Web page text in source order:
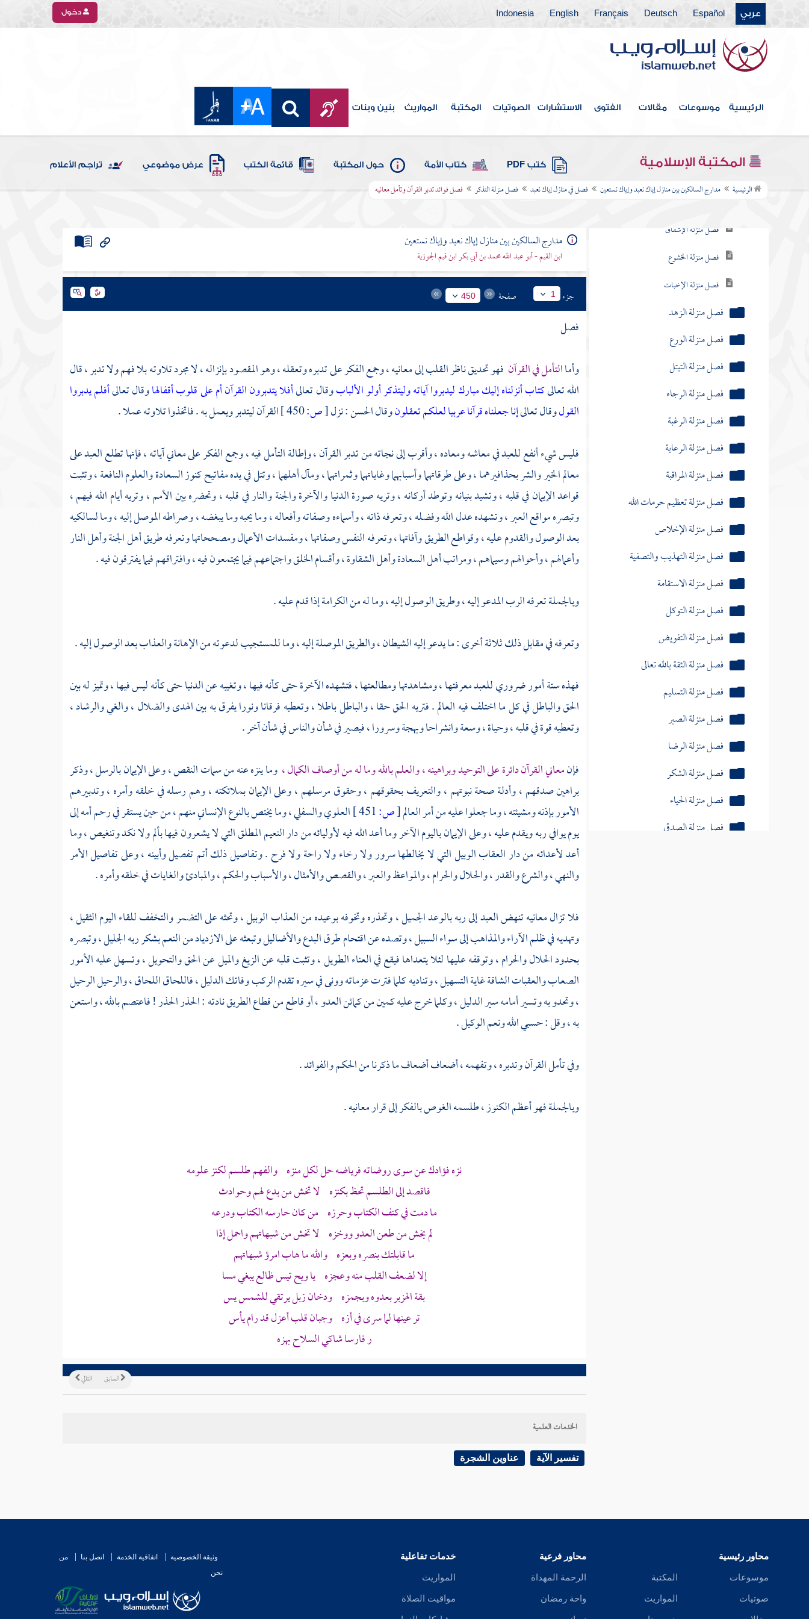
عربي Español
Deutsch
Français
English
Indonesia دخول
الرئيسية موسوعات مقالات الفتوى الاستشارات الصوتيات المكتبة المواريث بنين وبنات
المكتبة الإسلامية كتب PDF كتاب الأمة حول المكتبة قائمة الكتب عرض موضوعي تراجم الأعلام
الرئيسية مدارج السالكين بين منازل إياك نعبد وإياك نستعين فصل في منازل إياك نعبد فصل منزلة التذكر فصل فوائد تدبر القرآن وتأمل معانيه
فصل آثار مفسدات القلب
الخمسة
فصل منزلة الاعتصام
فصل منزلة الرياضة
فصل منزلة الحزن
فصل منزلة الخوف
فصل منزلة الإشفاق
فصل منزلة الخشوع
فصل منزلة الإخبات
فصل منزلة الزهد
فصل منزلة الورع
فصل منزلة التبتل
فصل منزلة الرجاء
فصل منزلة الرغبة
فصل منزلة الرعاية
فصل منزلة المراقبة
فصل منزلة تعظيم حرمات الله
فصل منزلة الإخلاص
فصل منزلة التهذيب والتصفية
فصل منزلة الاستقامة
فصل منزلة التوكل
فصل منزلة التفويض
فصل منزلة الثقة بالله تعالى
فصل منزلة التسليم
فصل منزلة الصبر
فصل منزلة الرضا
فصل منزلة الشكر
فصل منزلة الحياء
فصل منزلة الصدق
فصل منزلة المحبة
فصل منزلة الشوق
مدارج السالكين بين منازل إياك نعبد وإياك نستعين
ابن القيم - أبو عبد الله محمد بن أبي بكر ابن قيم الجوزية
جزء 1 صفحة 450
فصل
وأماالتأمل في القرآن فهو تحديق ناظر القلب إلى معانيه ، وجمع الفكر على تدبره وتعقله ، وهو المقصود بإنزاله ، لا مجرد تلاوته بلا فهم ولا تدبر ، قال
الله تعالىكتاب أنزلناه إليك مبارك ليدبروا آياته وليتذكر أولو الألبابوقال تعالىأفلا يتدبرون القرآن أم على قلوب أقفالهاوقال تعالىأفلم يدبروا
القولوقال تعالىإنا جعلناه قرآنا عربيا لعلكم تعقلونوقالالحسن: نزل[ص:
القرآن ليتدبر ويعمل به . فاتخذوا تلاوته عملا .
فليس شيء أنفع للعبد في معاشه ومعاده ، وأقرب إلى نجاته من تدبر القرآن ، وإطالة التأمل فيه ، وجمع الفكر على معاني آياته ، فإنها تطلع العبد على
معالم الخير والشر بحذافيرهما ، وعلى طرقاتهما وأسبابهما وغاياتهما وثمراتهما ، ومآل أهلهما ، وتتل في يده مفاتيح كنوز السعادة والعلوم النافعة ، وتثبت
قواعد الإيمان في قلبه ، وتشيد بنيانه وتوطد أركانه ، وتريه صورة الدنيا والآخرة والجنة والنار في قلبه ، وتحضره بين الأمم ، وتريه أيام الله فيهم ،
وتبصره مواقع العبر ، وتشهده عدل الله وفضله ، وتعرفه ذاته ، وأسماءه وصفاته وأفعاله ، وما يحبه وما يبغضه ، وصراطه الموصل إليه ، وما لسالكيه
بعد الوصول والقدوم عليه ، وقواطع الطريق وآفاتها ، وتعرفه النفس وصفاتها ، ومفسدات الأعمال ومصححاتها وتعرفه طريق أهل الجنة وأهل النار
وأعمالهم ، وأحوالهم وسيماهم ، ومراتب أهل السعادة وأهل الشقاوة ، وأقسام الخلق واجتماعهم فيما يجتمعون فيه ، وافتراقهم فيما يفترقون فيه .
وبالجملة تعرفه الرب المدعو إليه ، وطريق الوصول إليه ، وما له من الكرامة إذا قدم عليه .
وتعرفه في مقابل ذلك ثلاثة أخرى : ما يدعو إليه الشيطان ، والطريق الموصلة إليه ، وما للمستجيب لدعوته من الإهانة والعذاب بعد الوصول إليه .
فهذه ستة أمور ضروري للعبد معرفتها ، ومشاهدتها ومطالعتها ، فتشهده الآخرة حتى كأنه فيها ، وتغيبه عن الدنيا حتى كأنه ليس فيها ، وتميز له بين
الحق والباطل في كل ما اختلف فيه العالم . فتريه الحق حقا ، والباطل باطلا ، وتعطيه فرقانا ونورا يفرق به بين الهدى والضلال ، والغي والرشاد ،
وتعطيه قوة في قلبه ، وحياة ، وسعة وانشراحا وبهجة وسرورا ، فيصير في شأن والناس في شأن آخر .
فإنمعاني القرآن دائرة على التوحيد وبراهينه ، والعلم بالله وما له من أوصاف الكمال ، وما ينزه عنه من سمات النقص ، وعلى الإيمان بالرسل ، وذكر
براهين صدقهم ، وأدلة صحة نبوتهم ، والتعريف بحقوقهم ، وحقوق مرسلهم ، وعلى الإيمان بملائكته ، وهم رسله في خلقه وأمره ، وتدبيرهم
الأمور بإذنه ومشيئته ، وما جعلوا عليه من أمر العالم[ص:
العلوي والسفلي ، وما يختص بالنوع الإنساني منهم ، من حين يستقر في رحم أمه إلى
يوم يوافي ربه ويقدم عليه ، وعلى الإيمان باليوم الآخر وما أعد الله فيه لأوليائه من دار النعيم المطلق التي لا يشعرون فيها بألم ولا نكد وتنغيص ، وما
أعد لأعدائه من دار العقاب الوبيل التي لا يخالطها سرور ولا رخاء ولا راحة ولا فرح . وتفاصيل ذلك أتم تفصيل وأبينه ، وعلى تفاصيل الأمر
والنهي ، والشرع والقدر ، والحلال والحرام ، والمواعظ والعبر ، والقصص والأمثال ، والأسباب والحكم ، والمبادئ والغايات في خلقه وأمره .
فلا تزال معانيه تنهض العبد إلى ربه بالوعد الجميل ، وتحذره وتخوفه بوعيده من العذاب الوبيل ، وتحثه على التضمر والتخفف للقاء اليوم الثقيل ،
وتهديه في ظلم الآراء والمذاهب إلى سواء السبيل ، وتصده عن اقتحام طرق البدع والأضاليل وتبعثه على الازدياد من النعم بشكر ربه الجليل ، وتبصره
بحدود الحلال والحرام ، وتوقفه عليها لئلا يتعداها فيقع في العناء الطويل ، وتثبت قلبه عن الزيغ والميل عن الحق والتحويل ، وتسهل عليه الأمور
الصعاب والعقبات الشاقة غاية التسهيل ، وتناديه كلما فترت عزماته وونى في سيره تقدم الركب وفاتك الدليل ، فاللحاق اللحاق ، والرحيل الرحيل
، وتحدو به وتسير أمامه سير الدليل ، وكلما خرج عليه كمين من كمائن العدو ، أو قاطع من قطاع الطريق نادته : الحذر الحذر ! فاعتصم بالله ، واستعن
به ، وقل : حسبي الله ونعم الوكيل .
وفي تأمل القرآن وتدبره ، وتفهمه ، أضعاف أضعاف ما ذكرنا من الحكم والفوائد .
وبالجملة فهو أعظم الكنوز ، طلسمه الغوص بالفكر إلى قرار معانيه .
نزه فؤادك عن سوى روضاته فرياضه حل لكل منزه والفهم طلسم لكنز علومه
فاقصد إلى الطلسم تحظ بكنزه لا تخش من بدع لهم وحوادث
ما دمت في كنف الكتاب وحرزه من كان حارسه الكتاب ودرعه
لم يخش من طعن العدو ووخزه لا تخش من شبهاتهم واحمل إذا
ما قابلتك بنصره وبعزه والله ما هاب امرؤ شبهاتهم
إلا لضعف القلب منه وعجزه يا ويح تيس ظالع يبغي مسا
بقة الهزبر بعدوه وبجمزه ودخان زبل يرتقي للشمس يس
تر عينها لما سرى في أزه وجبان قلب أعزل قد رام يأس
ر فارسا شاكي السلاح بهزه
التالي السابق
الخدمات العلمية
تفسير الآية عناوين الشجرة
محاور رئيسية
موسوعات
صوتيات
المكتبة
المواريث
محاور فرعية
الرحمة المهداة
واحة رمضان
خدمات تفاعلية
المواريث
مواقيت الصلاة
وثيقة الخصوصية اتفاقية الخدمة اتصل بنا
من
نحن